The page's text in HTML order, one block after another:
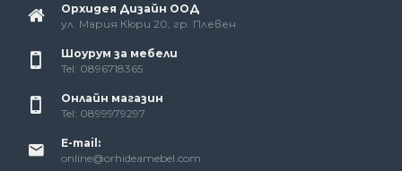
Орхидея Дизайн ООД
ул. Мария Кюри 20, гр. Плевен
Шоурум за мебели
Tel: 0896718365
Онлайн магазин
Tel: 0899979297
E-mail:
online@orhideamebel.com